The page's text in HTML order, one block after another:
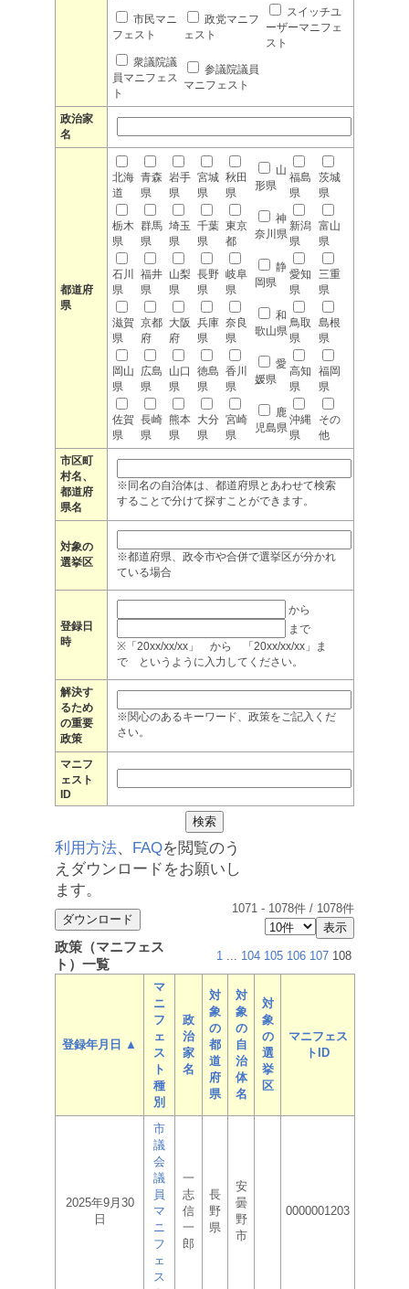
市民マニ
フェスト
政党マニフ
ェスト
スイッチユ
ーザーマニフェ
スト
衆議院議
員マニフェス
ト
参議院議員
マニフェスト
政治家
名
都道府
県
北海
道
青森
県
岩手
県
宮城
県
秋田
県
山
形県
福島
県
茨城
県
栃木
県
群馬
県
埼玉
県
千葉
県
東京
都
神
奈川県
新潟
県
富山
県
石川
県
福井
県
山梨
県
長野
県
岐阜
県
静
岡県
愛知
県
三重
県
滋賀
県
京都
府
大阪
府
兵庫
県
奈良
県
和
歌山県
鳥取
県
島根
県
岡山
県
広島
県
山口
県
徳島
県
香川
県
愛
媛県
高知
県
福岡
県
佐賀
県
長崎
県
熊本
県
大分
県
宮崎
県
鹿
児島県
沖縄
県
その
他
市区町
村名、
都道府
県名
※同名の自治体は、都道府県とあわせて検索
することで分けて探すことができます。
対象の
選挙区
※都道府県、政令市や合併で選挙区が分かれ
ている場合
登録日
時
から
まで
※「20xx/xx/xx」 から 「20xx/xx/xx」ま
で というように入力してください。
解決す
るため
の重要
政策
※関心のあるキーワード、政策をご記入くだ
さい。
マニフ
ェスト
ID
利用方法、 FAQを閲覧のう
えダウンロードをお願いし
ます。
1071 - 1078件 / 1078件
政策（マニフェス
ト）一覧
1 ... 104 105 106 107 108
登録年月日 ▲
マ
ニ
フ
ェ
ス
ト
種
別
政
治
家
名
対
象
の
都
道
府
県
対
象
の
自
治
体
名
対
象
の
選
挙
区
マニフェス
トID
2025年9月30
日
市
議
会
議
員
マ
ニ
フ
ェ
ス
一
志
信
一
郎
長
野
県
安
曇
野
市
0000001203